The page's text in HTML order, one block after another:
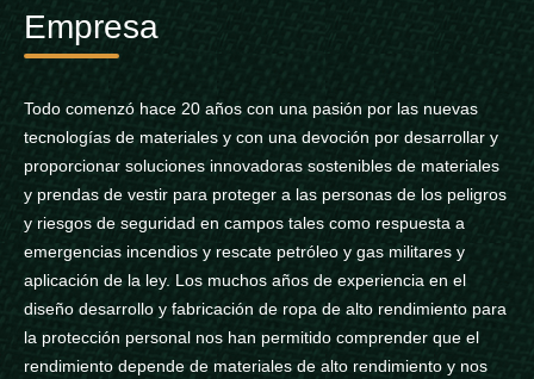
Empresa
Todo comenzó hace 20 años con una pasión por las nuevas
tecnologías de materiales y con una devoción por desarrollar y
proporcionar soluciones innovadoras sostenibles de materiales
y prendas de vestir para proteger a las personas de los peligros
y riesgos de seguridad en campos tales como respuesta a
emergencias incendios y rescate petróleo y gas militares y
aplicación de la ley. Los muchos años de experiencia en el
diseño desarrollo y fabricación de ropa de alto rendimiento para
la protección personal nos han permitido comprender que el
rendimiento depende de materiales de alto rendimiento y nos